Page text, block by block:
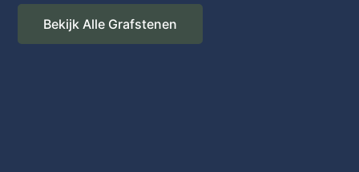
Bekijk Alle Grafstenen